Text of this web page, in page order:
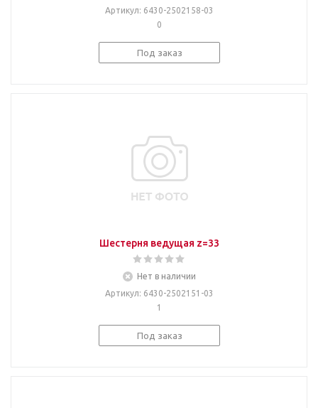
Артикул: 6430-2502158-03
0
Под заказ
Шестерня ведущая z=33
Нет в наличии
Артикул: 6430-2502151-03
1
Под заказ